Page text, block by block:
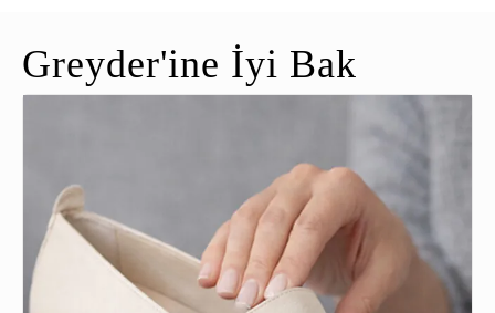
Greyder'ine İyi Bak